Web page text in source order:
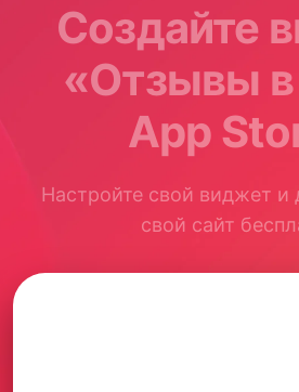
Создайте
«Отзывы
App
Настройте свой виджет и
свой сайт